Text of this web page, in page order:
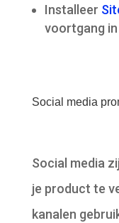
Installeer
voortgang
Social media
Social media
je product te
kanalen